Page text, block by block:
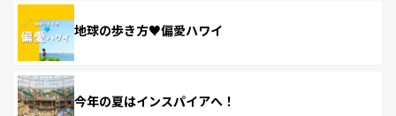
地球の歩き方♥偏愛ハワイ
今年の夏はインスパイアへ！